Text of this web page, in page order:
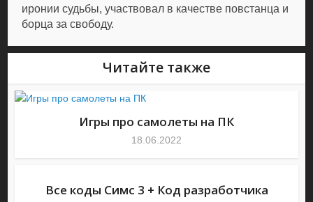
иронии судьбы, участвовал в качестве повстанца и
борца за свободу.
Читайте также
Игры про самолеты на ПК
18.06.2022
Все коды Симс 3 + Код разработчика